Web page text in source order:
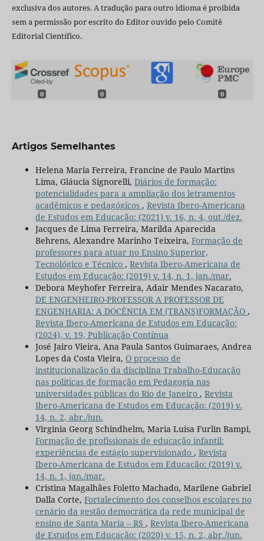
exclusiva dos autores. A tradução para outro idioma é proibida
sem a permissão por escrito do Editor ouvido pelo Comitê
Editorial Científico.
0 0 0
Artigos Semelhantes
Helena Maria Ferreira, Francine de Paulo Martins
Lima, Gláucia Signorelli, Diários de formação:
potencialidades para a ampliação dos letramentos
acadêmicos e pedagógicos , Revista Ibero-Americana
de Estudos em Educação: (2021) v. 16, n. 4, out./dez.
Jacques de Lima Ferreira, Marilda Aparecida
Behrens, Alexandre Marinho Teixeira, Formação de
professores para atuar no Ensino Superior,
Tecnológico e Técnico , Revista Ibero-Americana de
Estudos em Educação: (2019) v. 14, n. 1, jan./mar.
Debora Meyhofer Ferreira, Adair Mendes Nacarato,
DE ENGENHEIRO-PROFESSOR A PROFESSOR DE
ENGENHARIA: A DOCÊNCIA EM (TRANS)FORMAÇÃO ,
Revista Ibero-Americana de Estudos em Educação:
(2024), v. 19, Publicação Contínua
José Jairo Vieira, Ana Paula Santos Guimaraes, Andrea
Lopes da Costa Vieira, O processo de
institucionalização da disciplina Trabalho-Educação
nas políticas de formação em Pedagogia nas
universidades públicas do Rio de Janeiro , Revista
Ibero-Americana de Estudos em Educação: (2019) v.
14, n. 2, abr./jun.
Virginia Georg Schindhelm, Maria Luisa Furlin Bampi,
Formação de profissionais de educação infantil:
experiências de estágio supervisionado , Revista
Ibero-Americana de Estudos em Educação: (2019) v.
14, n. 1, jan./mar.
Cristina Magalhães Foletto Machado, Marilene Gabriel
Dalla Corte, Fortalecimento dos conselhos escolares no
cenário da gestão democrática da rede municipal de
ensino de Santa Maria – RS , Revista Ibero-Americana
de Estudos em Educação: (2020) v. 15, n. 2, abr./jun.